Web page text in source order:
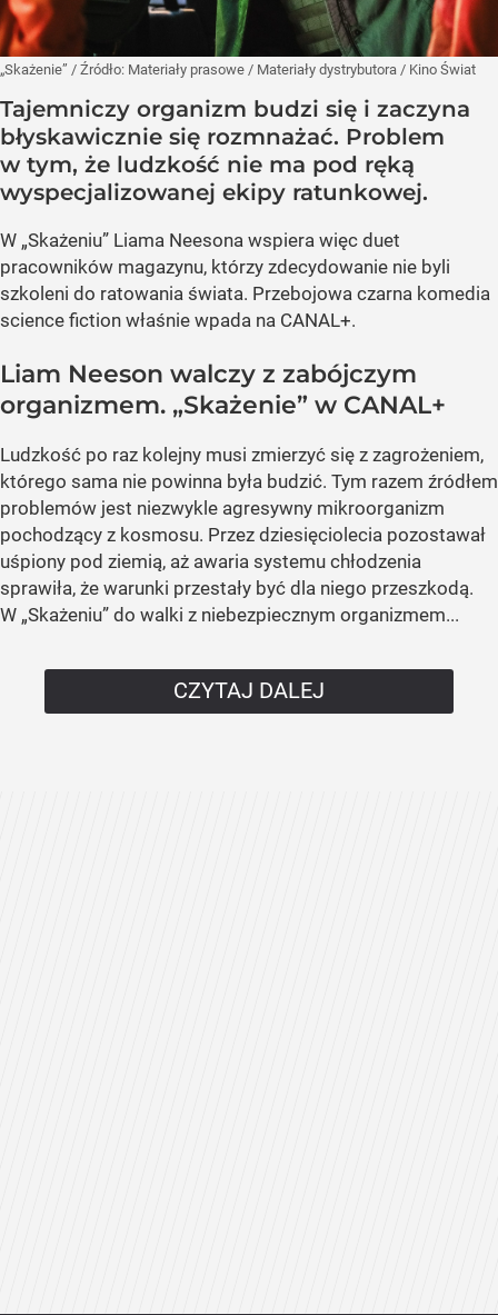
„Skażenie” / Źródło: Materiały prasowe / Materiały dystrybutora / Kino Świat
Tajemniczy organizm budzi się i zaczyna
błyskawicznie się rozmnażać. Problem
w tym, że ludzkość nie ma pod ręką
wyspecjalizowanej ekipy ratunkowej.
W „Skażeniu” Liama Neesona wspiera więc duet
pracowników magazynu, którzy zdecydowanie nie byli
szkoleni do ratowania świata. Przebojowa czarna komedia
science fiction właśnie wpada na CANAL+.
Liam Neeson walczy z zabójczym
organizmem. „Skażenie” w CANAL+
Ludzkość po raz kolejny musi zmierzyć się z zagrożeniem,
którego sama nie powinna była budzić. Tym razem źródłem
problemów jest niezwykle agresywny mikroorganizm
pochodzący z kosmosu. Przez dziesięciolecia pozostawał
uśpiony pod ziemią, aż awaria systemu chłodzenia
sprawiła, że warunki przestały być dla niego przeszkodą.
W „Skażeniu” do walki z niebezpiecznym organizmem...
CZYTAJ DALEJ